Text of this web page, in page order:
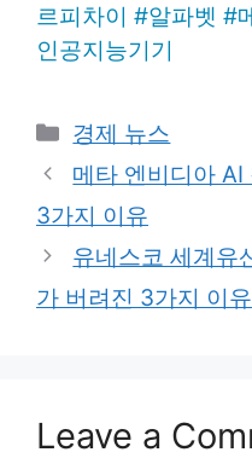
르피차이 #알파벳 #
인공지능기기
Categories
경제 뉴스
메타 엔비디아 AI
3가지 이유
유네스코 세계유
가 버려진 3가지 이유
Leave a